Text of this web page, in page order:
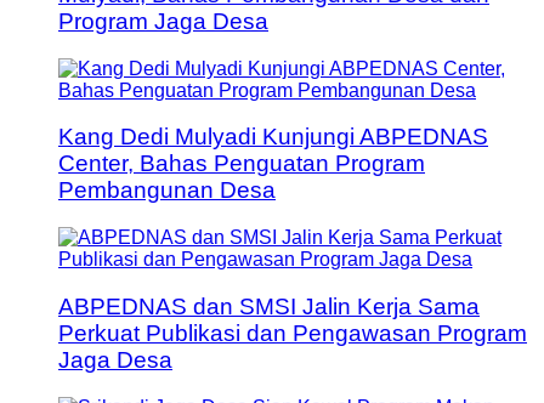
Program Jaga Desa
Kang Dedi Mulyadi Kunjungi ABPEDNAS
Center, Bahas Penguatan Program
Pembangunan Desa
ABPEDNAS dan SMSI Jalin Kerja Sama
Perkuat Publikasi dan Pengawasan Program
Jaga Desa